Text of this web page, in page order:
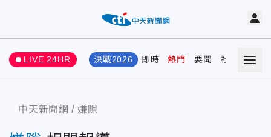
LIVE 24HR 決戰2026 即時 熱門 要聞 社會 娛樂
中天新聞網 嫌隙